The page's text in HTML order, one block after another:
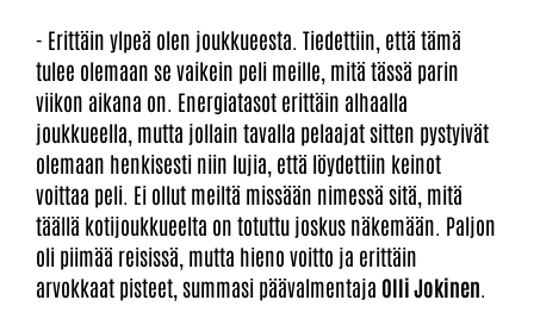
- Erittäin ylpeä olen joukkueesta. Tiedettiin, että tämä
tulee olemaan se vaikein peli meille, mitä tässä parin
viikon aikana on. Energiatasot erittäin alhaalla
joukkueella, mutta jollain tavalla pelaajat sitten pystyivät
olemaan henkisesti niin lujia, että löydettiin keinot
voittaa peli. Ei ollut meiltä missään nimessä sitä, mitä
täällä kotijoukkueelta on totuttu joskus näkemään. Paljon
oli piimää reisissä, mutta hieno voitto ja erittäin
arvokkaat pisteet, summasi päävalmentaja Olli Jokinen